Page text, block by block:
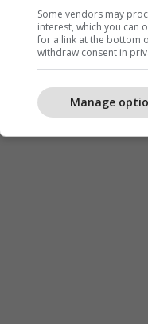
Some vendors may
interest, which you can
for a link at the bottom
withdraw consent in
Manage